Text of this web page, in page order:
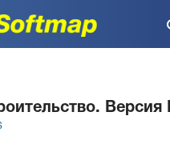
Версия